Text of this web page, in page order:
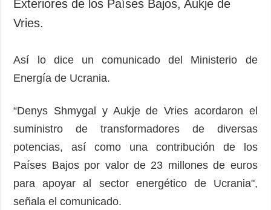
Exteriores de los Países Bajos, Aukje de
Vries.
Así lo dice un comunicado del Ministerio de
Energía de Ucrania.
“Denys Shmygal y Aukje de Vries acordaron el
suministro de transformadores de diversas
potencias, así como una contribución de los
Países Bajos por valor de 23 millones de euros
para apoyar al sector energético de Ucrania",
señala el comunicado.